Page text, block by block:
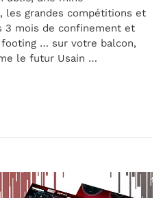
les grandes compétitions et
3 mois de confinement et
footing … sur votre balcon,
le futur Usain …